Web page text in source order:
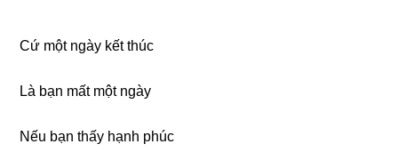
Cứ một ngày kết thúc
Là bạn mất một ngày
Nếu bạn thấy hạnh phúc